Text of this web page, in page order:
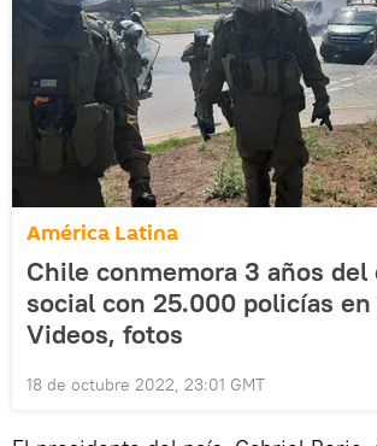
América Latina
Chile conmemora 3 años
social con 25.000 policías
Videos, fotos
18 de octubre 2022, 23:01 GMT